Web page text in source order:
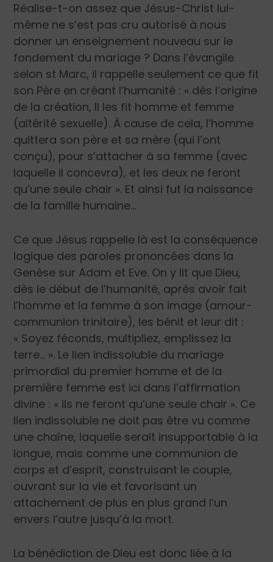
Réalise-t-on assez que Jésus-Christ lui-
même ne s’est pas cru autorisé à nous
donner un enseignement nouveau sur le
fondement du mariage ? Dans l’évangile
selon st Marc, il rappelle seulement ce que fit
son Père en créant l’humanité : « dès l’origine
de la création, Il les fit homme et femme
(altérité sexuelle). À cause de cela, l’homme
quittera son père et sa mère (qui l’ont
conçu), pour s’attacher à sa femme (avec
laquelle il concevra), et les deux ne feront
qu’une seule chair ». Et ainsi fut la naissance
de la famille humaine…
Ce que Jésus rappelle là est la conséquence
logique des paroles prononcées dans la
Genèse sur Adam et Eve. On y lit que Dieu,
dès le début de l’humanité, après avoir fait
l’homme et la femme à son image (amour-
communion trinitaire), les bénit et leur dit :
« Soyez féconds, multipliez, emplissez la
terre… ». Le lien indissoluble du mariage
primordial du premier homme et de la
première femme est ici dans l’affirmation
divine : « ils ne feront qu’une seule chair ». Ce
lien indissoluble ne doit pas être vu comme
une chaîne, laquelle serait insupportable à la
longue, mais comme une communion de
corps et d’esprit, construisant le couple,
ouvrant sur la vie et favorisant un
attachement de plus en plus grand l’un
envers l’autre jusqu’à la mort.
La bénédiction de Dieu est donc liée à la